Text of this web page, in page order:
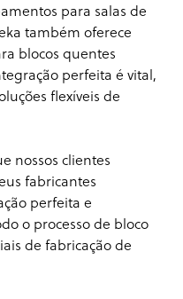
para salas de
também oferece
blocos quentes
perfeita é vital,
flexíveis de
nossos clientes
fabricantes
perfeita e
o processo de bloco
de fabricação de